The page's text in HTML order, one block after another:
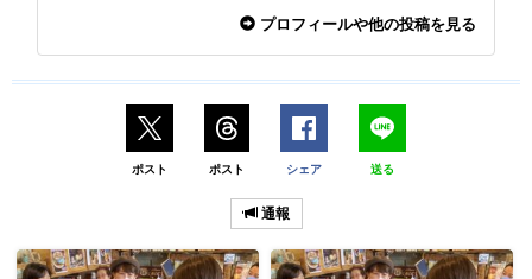
プロフィールや他の投稿を見る
ポスト ポスト シェア 送る
通報